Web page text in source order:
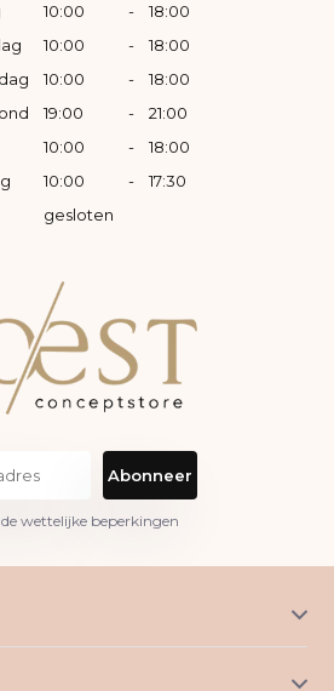
10:00 -
18:00
10:00 -
18:00
10:00 -
18:00
19:00 -
21:00
10:00 -
18:00
10:00 -
17:30
gesloten
Abonneer
de wettelijke beperkingen